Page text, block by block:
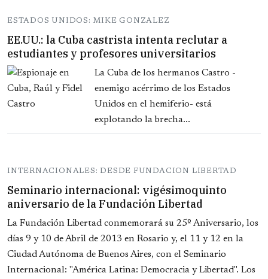
ESTADOS UNIDOS: MIKE GONZALEZ
EE.UU.: la Cuba castrista intenta reclutar a
estudiantes y profesores universitarios
La Cuba de los hermanos Castro -
enemigo acérrimo de los Estados
Unidos en el hemiferio- está
explotando la brecha...
INTERNACIONALES: DESDE FUNDACION LIBERTAD
Seminario internacional: vigésimoquinto
aniversario de la Fundación Libertad
La Fundación Libertad conmemorará su 25º Aniversario, los
días 9 y 10 de Abril de 2013 en Rosario y, el 11 y 12 en la
Ciudad Autónoma de Buenos Aires, con el Seminario
Internacional: "América Latina: Democracia y Libertad". Los